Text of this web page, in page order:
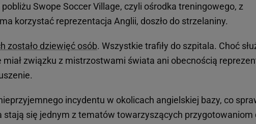
Swope Soccer Village, czyli ośrodka treningowego, z
korzystać reprezentacja Anglii, doszło do strzelaniny.
zostało dziewięć osób. Wszystkie trafiły do szpitala. Choć
miał związku z mistrzostwami świata ani obecnością
incydentu w okolicach angielskiej bazy, co
stają się jednym z tematów towarzyszących przygotowaniom